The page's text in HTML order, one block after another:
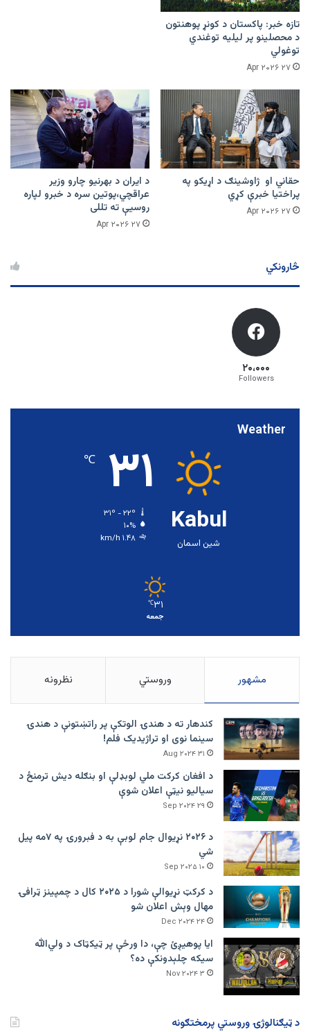
تازه خبر: پاکستان د کونړ پوهنتون
د محصلینو پر لیلیه توغندي
توغولي
۲۷ Apr ۲۰۲۶
حقاني او ژاوشینګ د اړیکو په
پراختیا خبرې کړي
۲۷ Apr ۲۰۲۶
د ایران د بهرنیو چارو وزیر
عراقچي،پوتین سره د خبرو لپاره
روسیې ته تللی
۲۷ Apr ۲۰۲۶
څارونکي
۲۰،۰۰۰
Followers
Weather
Kabul
شین اسمان
۳۱ ℃
۱۰%
۱.۴۸ km/h
۳۱℃
جمعه
مشهور وروستي نظرونه
کندهار ته د هندۍ الوتکې پر راتښتونې د هندۍ
سینما نوی او تراژيديک فلم!
۳۱ Aug ۲۰۲۴
د افغان کرکت ملي لوبډلې او بنګله دیش ترمنځ د
سیالیو نیټې اعلان شوې
۲۹ Sep ۲۰۲۴
د ۲۰۲۶ نړیوال جام لوبې به د فبرورۍ په ۷مه پیل
شي
۱۰ Sep ۲۰۲۵
د کرکټ نړیوالې شورا د ۲۰۲۵ کال د چمپینز ټرافۍ
مهال وېش اعلان شو
۲۴ Dec ۲۰۲۴
ایا پوهیږئ چې، دا ورځې پر ټيکټاک د ولي‌الله
سیکه چلېدونکې ده؟
۳ Nov ۲۰۲۴
د ټیګنالوژۍ وروستي پرمختګونه